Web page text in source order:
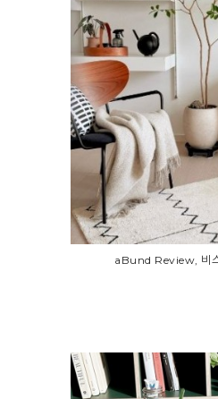
aBund Review, 비